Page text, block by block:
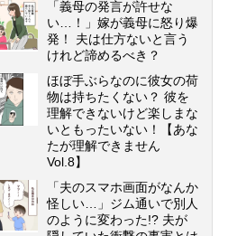
「義母の発言が許せな
い…！」嫁が義母に怒り爆
発！ 夫は仕方ないと言う
けれど諦めるべき？
ほぼ手ぶらなのに彼女の荷
物は持ちたくない？ 彼を
理解できないけど楽しまな
いともったいない！【あな
たが理解できません
Vol.8】
「夫のスマホ画面がなんか
怪しい…」ジム通いで別人
のように変わった!? 夫が